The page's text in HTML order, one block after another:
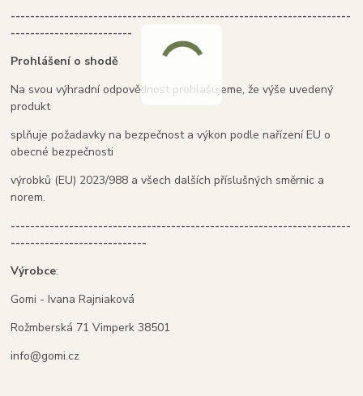
----------------------------------------------------------------------
-------------------------
Prohlášení o shodě
Na svou výhradní odpovědnost prohlašujeme, že výše uvedený
produkt
splňuje požadavky na bezpečnost a výkon podle nařízení EU o
obecné bezpečnosti
výrobků (EU) 2023/988 a všech dalších příslušných směrnic a
norem.
----------------------------------------------------------------------
----------------------------
Výrobce:
Gomi - Ivana Rajniaková
Rožmberská 71 Vimperk 38501
info@gomi.cz